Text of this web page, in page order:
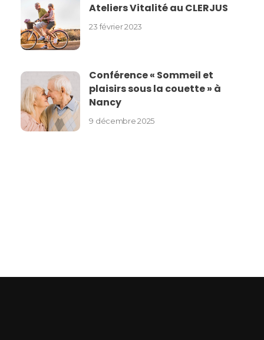
Ateliers Vitalité au CLERJUS
23 février 2023
Conférence « Sommeil et
plaisirs sous la couette » à
Nancy
9 décembre 2025